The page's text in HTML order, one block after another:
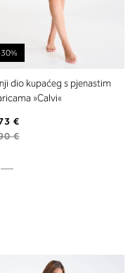
dio kupaćeg s pjenastim
»Calvi«
€
€
obseg